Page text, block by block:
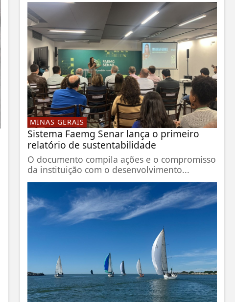
MINAS GERAIS
Sistema Faemg Senar lança o primeiro
relatório de sustentabilidade
O documento compila ações e o compromisso
da instituição com o desenvolvimento...